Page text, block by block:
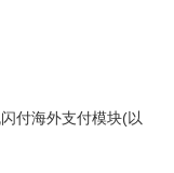
付海外支付模块(以